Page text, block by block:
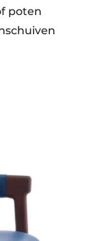
poten